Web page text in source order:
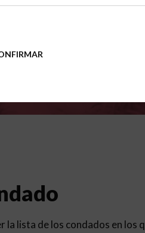
lista de los condados en los